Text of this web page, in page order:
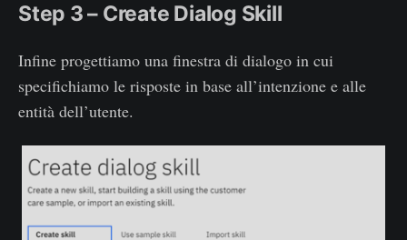
Step 3 – Create Dialog Skill
Infine progettiamo una finestra di dialogo in cui
specifichiamo le risposte in base all’intenzione e alle
entità dell’utente.